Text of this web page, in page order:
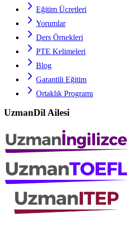
Eğitim Ücretleri
Yorumlar
Ders Örnekleri
PTE Kelimeleri
Blog
Garantili Eğitim
Ortaklık Programı
UzmanDil Ailesi